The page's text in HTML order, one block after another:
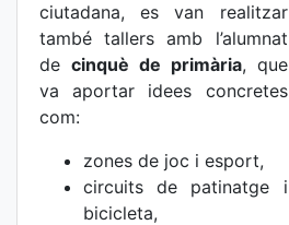
ciutadana, es van realitzar
també tallers amb l’alumnat
de cinquè de primària, que
va aportar idees concretes
com:
zones de joc i esport,
circuits de patinatge i
bicicleta,